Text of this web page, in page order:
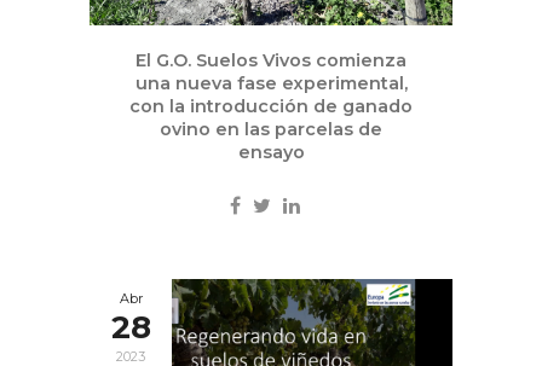
El G.O. Suelos Vivos comienza
una nueva fase experimental,
con la introducción de ganado
ovino en las parcelas de
ensayo
Abr
28
2023